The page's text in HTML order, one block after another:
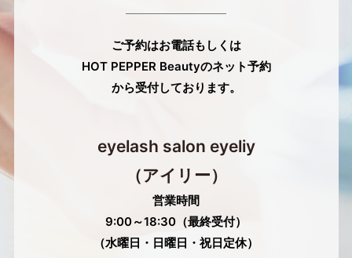
ご予約はお電話もしくは
HOT PEPPER Beautyのネット予約
から受付しております。
eyelash salon eyeliy
（アイリー）
営業時間
9:00～18:30（最終受付）
（水曜日・日曜日・祝日定休）